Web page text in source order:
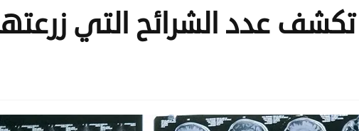
عدد الشرائح التي